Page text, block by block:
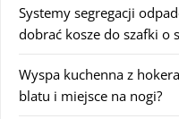
Systemy segregacji
dobrać kosze do szafki o
Wyspa kuchenna z
blatu i miejsce na nogi?